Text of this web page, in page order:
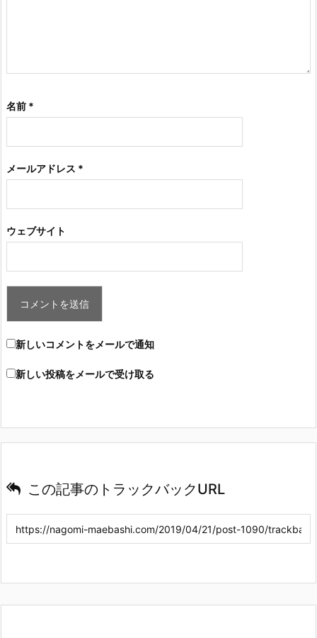
名前 *
メールアドレス *
ウェブサイト
新しいコメントをメールで通知
新しい投稿をメールで受け取る
この記事のトラックバックURL